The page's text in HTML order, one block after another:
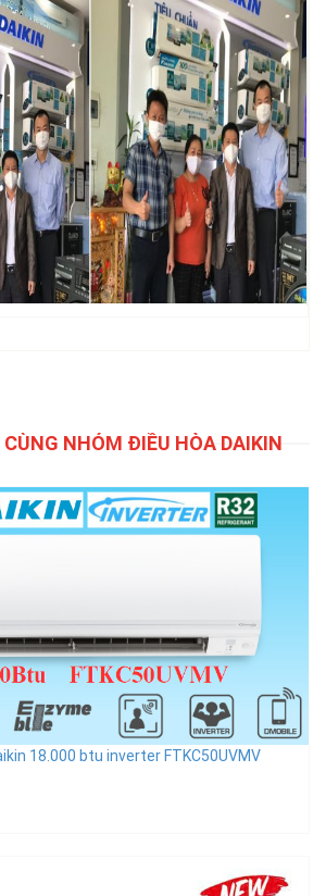
NHÓM ĐIỀU HÒA DAIKIN
18.000 btu inverter FTKC50UVMV